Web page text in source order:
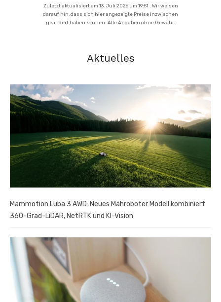
Zuletzt aktualisiert am 13. Juli 2026 um 19:51 . Wir weisen
darauf hin, dass sich hier angezeigte Preise inzwischen
geändert haben können. Alle Angaben ohne Gewähr.
Aktuelles
Mammotion Luba 3 AWD: Neues Mähroboter Modell kombiniert
360-Grad-LiDAR, NetRTK und KI-Vision